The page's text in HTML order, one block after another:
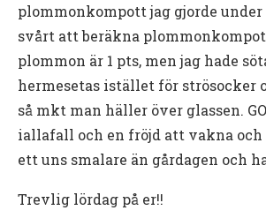
plommonkompott jag gjorde
svårt att beräkna
plommon är 1 pts, men jag hade
hermesetas istället för strösocker
så mkt man häller över glassen.
iallafall och en fröjd att vakna och
ett uns smalare än gårdagen och
Trevlig lördag på er!!